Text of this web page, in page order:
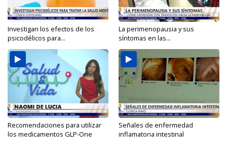
Investigan los efectos de los
psicodélicos para...
La perimenopausia y sus
síntomas en las...
Recomendaciones para utilizar
los medicamentos GLP-One
Señales de enfermedad
inflamatoria intestinal